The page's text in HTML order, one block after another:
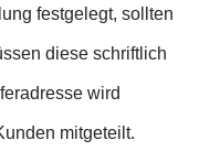
festgelegt, sollten
diese schriftlich
wird
mitgeteilt.